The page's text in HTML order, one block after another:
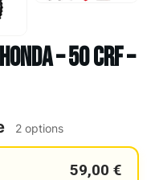
– 50 CRF –
2 options
59,00 €